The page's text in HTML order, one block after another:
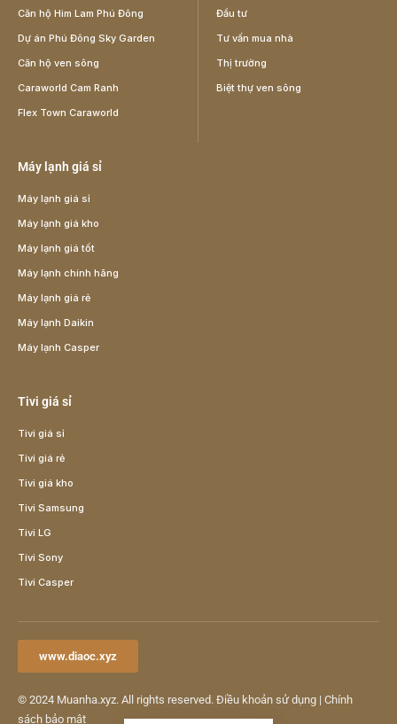
Căn hộ Him Lam Phú Đông
Dự án Phú Đông Sky Garden
Căn hộ ven sông
Caraworld Cam Ranh
Flex Town Caraworld
Đầu tư
Tư vấn mua nhà
Thị trường
Biệt thự ven sông
Máy lạnh giá sỉ
Máy lạnh giá sỉ
Máy lạnh giá kho
Máy lạnh giá tốt
Máy lạnh chính hãng
Máy lạnh giá rẻ
Máy lạnh Daikin
Máy lạnh Casper
Tivi giá sỉ
Tivi giá sỉ
Tivi giá rẻ
Tivi giá kho
Tivi Samsung
Tivi LG
Tivi Sony
Tivi Casper
www.diaoc.xyz
© 2024 Muanha.xyz. All rights reserved. Điều khoản sử dụng | Chính
sách bảo mật